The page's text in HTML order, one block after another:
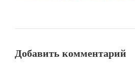
Добавить комментарий